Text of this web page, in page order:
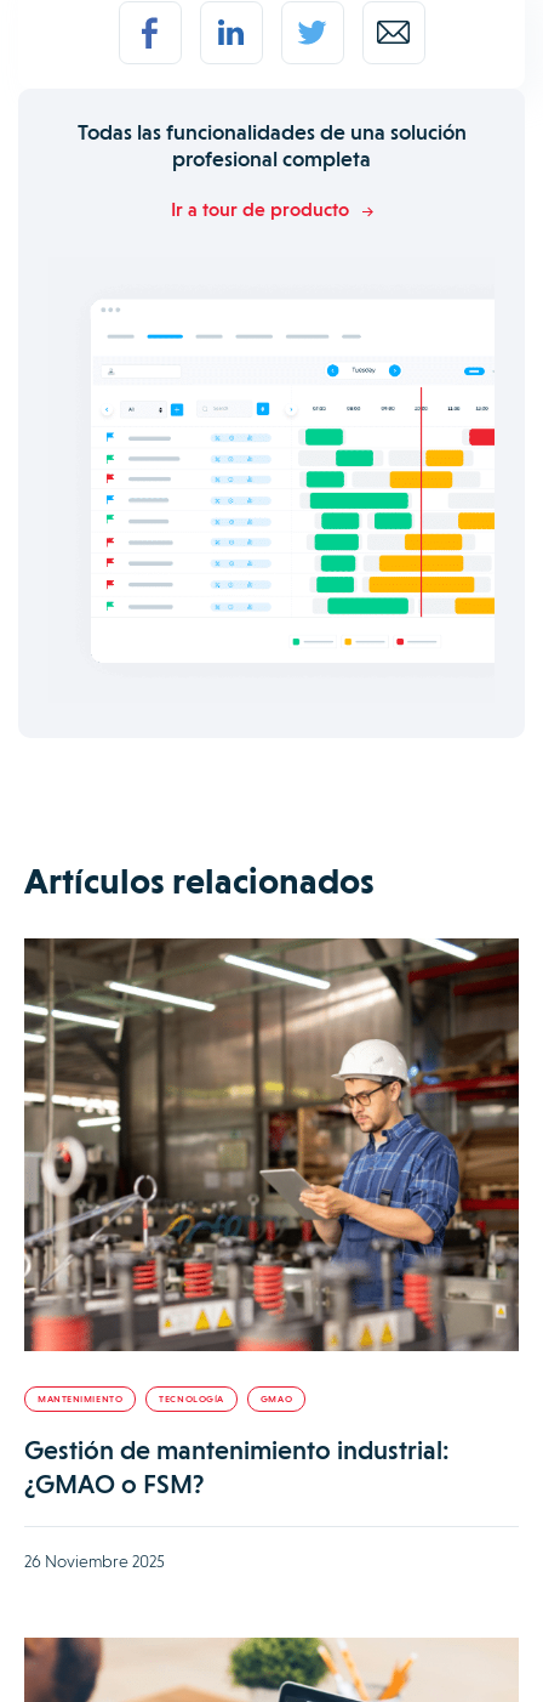
Todas las funcionalidades de una solución
profesional completa
Ir a tour de producto
Artículos relacionados
MANTENIMIENTO TECNOLOGÍA GMAO
Gestión de mantenimiento industrial:
¿GMAO o FSM?
26 Noviembre 2025